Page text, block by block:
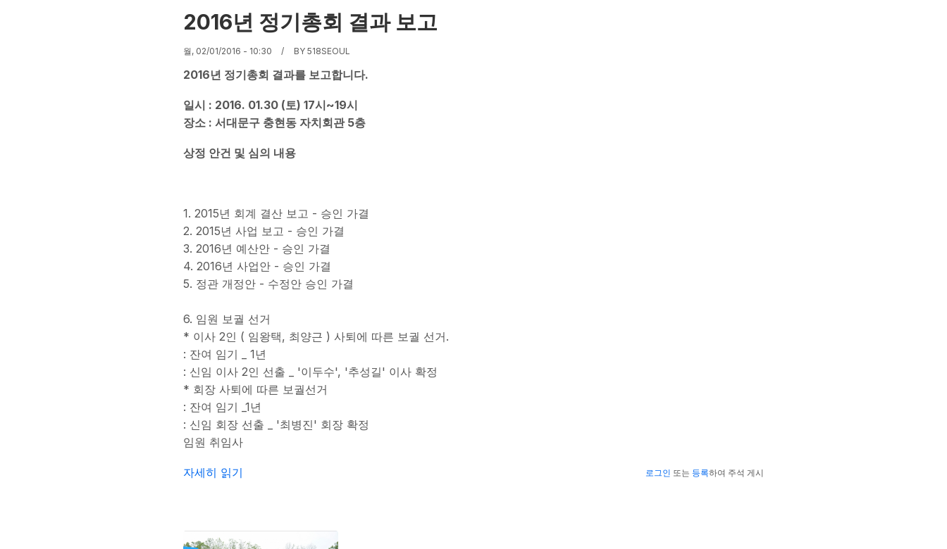
2016년 정기총회 결과 보고
월, 02/01/2016 - 10:30 BY 518SEOUL
2016년 정기총회 결과를 보고합니다.
일시 : 2016. 01.30 (토) 17시~19시
장소 : 서대문구 충현동 자치회관 5층
상정 안건 및 심의 내용
1. 2015년 회계 결산 보고 - 승인 가결
2. 2015년 사업 보고 - 승인 가결
3. 2016년 예산안 - 승인 가결
4. 2016년 사업안 - 승인 가결
5. 정관 개정안 - 수정안 승인 가결
6. 임원 보궐 선거
* 이사 2인 ( 임왕택, 최양근 ) 사퇴에 따른 보궐 선거.
: 잔여 임기 _ 1년
: 신임 이사 2인 선출 _ '이두수', '추성길' 이사 확정
* 회장 사퇴에 따른 보궐선거
: 잔여 임기 _1년
: 신임 회장 선출 _ '최병진' 회장 확정
임원 취임사
2016년 정기총회 결과 보고에 대해
자세히 읽기 로그인 또는 등록하여 주석 게시